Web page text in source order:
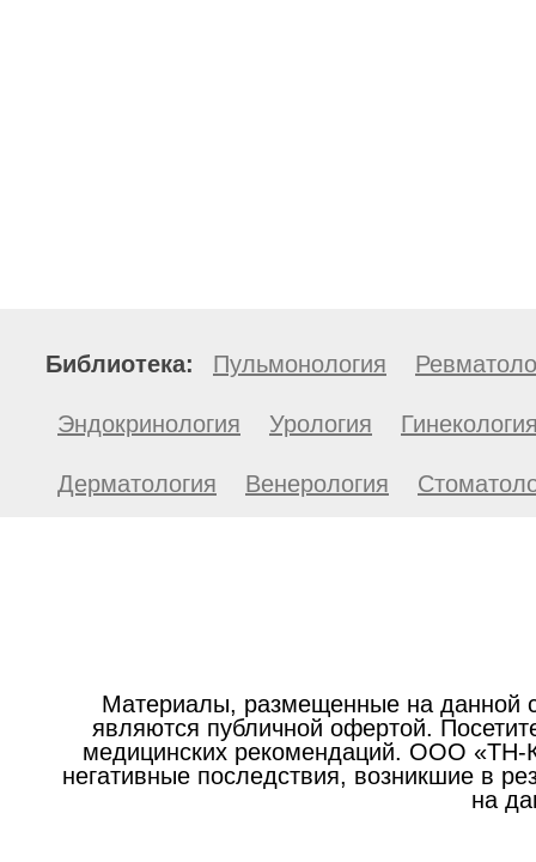
Библиотека: Пульмонология
Эндокринология Урология
Дерматология Венерология
Материалы, размещенные на данной
являются публичной офертой.
медицинских рекомендаций. ООО «ТН-
негативные последствия, возникшие в
на